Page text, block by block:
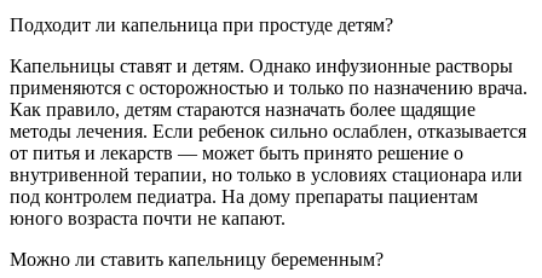
Подходит ли капельница при простуде детям?
Капельницы ставят и детям. Однако инфузионные растворы
применяются с осторожностью и только по назначению врача.
Как правило, детям стараются назначать более щадящие
методы лечения. Если ребенок сильно ослаблен, отказывается
от питья и лекарств — может быть принято решение о
внутривенной терапии, но только в условиях стационара или
под контролем педиатра. На дому препараты пациентам
юного возраста почти не капают.
Можно ли ставить капельницу беременным?